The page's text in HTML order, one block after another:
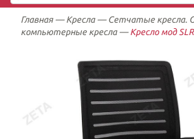
Главная— Кресла— Сетчатые кресла.
компьютерные кресла— Кресло мод